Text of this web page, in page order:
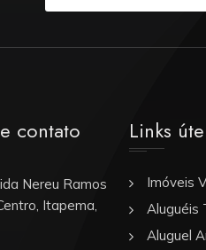
contato
Nereu Ramos
Itapema,
Links
Imóveis
Aluguéis
Aluguel